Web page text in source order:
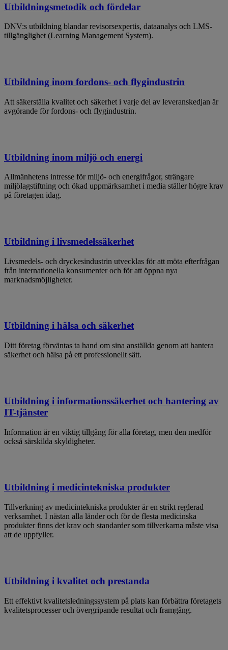
Utbildningsmetodik och fördelar
DNV:s utbildning blandar revisorsexpertis, dataanalys och LMS-
tillgänglighet (Learning Management System).
Utbildning inom fordons- och flygindustrin
Att säkerställa kvalitet och säkerhet i varje del av leveranskedjan är
avgörande för fordons- och flygindustrin.
Utbildning inom miljö och energi
Allmänhetens intresse för miljö- och energifrågor, strängare
miljölagstiftning och ökad uppmärksamhet i media ställer högre krav
på företagen idag.
Utbildning i livsmedelssäkerhet
Livsmedels- och dryckesindustrin utvecklas för att möta efterfrågan
från internationella konsumenter och för att öppna nya
marknadsmöjligheter.
Utbildning i hälsa och säkerhet
Ditt företag förväntas ta hand om sina anställda genom att hantera
säkerhet och hälsa på ett professionellt sätt.
Utbildning i informationssäkerhet och hantering av
IT-tjänster
Information är en viktig tillgång för alla företag, men den medför
också särskilda skyldigheter.
Utbildning i medicintekniska produkter
Tillverkning av medicintekniska produkter är en strikt reglerad
verksamhet. I nästan alla länder och för de flesta medicinska
produkter finns det krav och standarder som tillverkarna måste visa
att de uppfyller.
Utbildning i kvalitet och prestanda
Ett effektivt kvalitetsledningssystem på plats kan förbättra företagets
kvalitetsprocesser och övergripande resultat och framgång.